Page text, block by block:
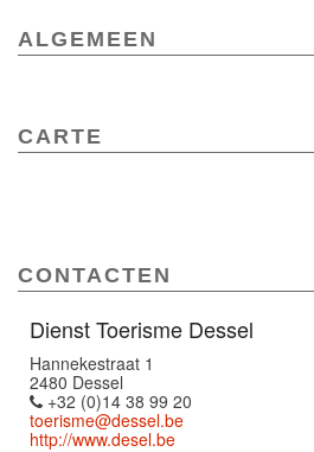
ALGEMEEN
CARTE
CONTACTEN
Dienst Toerisme Dessel
Hannekestraat 1
2480 Dessel
+32 (0)14 38 99 20
toerisme@dessel.be
http://www.desel.be